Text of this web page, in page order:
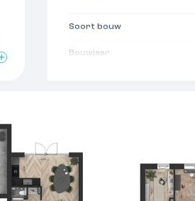
Soort bouw
Bouwjaar
Indeling
Aantal kamers